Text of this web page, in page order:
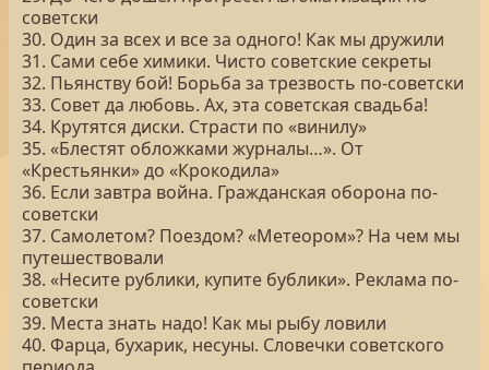
советски
30. Один за всех и все за одного! Как мы дружили
31. Сами себе химики. Чисто советские секреты
32. Пьянству бой! Борьба за трезвость по-советски
33. Совет да любовь. Ах, эта советская свадьба!
34. Крутятся диски. Страсти по «винилу»
35. «Блестят обложками журналы…». От
«Крестьянки» до «Крокодила»
36. Если завтра война. Гражданская оборона по-
советски
37. Самолетом? Поездом? «Метеором»? На чем мы
путешествовали
38. «Несите рублики, купите бублики». Реклама по-
советски
39. Места знать надо! Как мы рыбу ловили
40. Фарца, бухарик, несуны. Словечки советского